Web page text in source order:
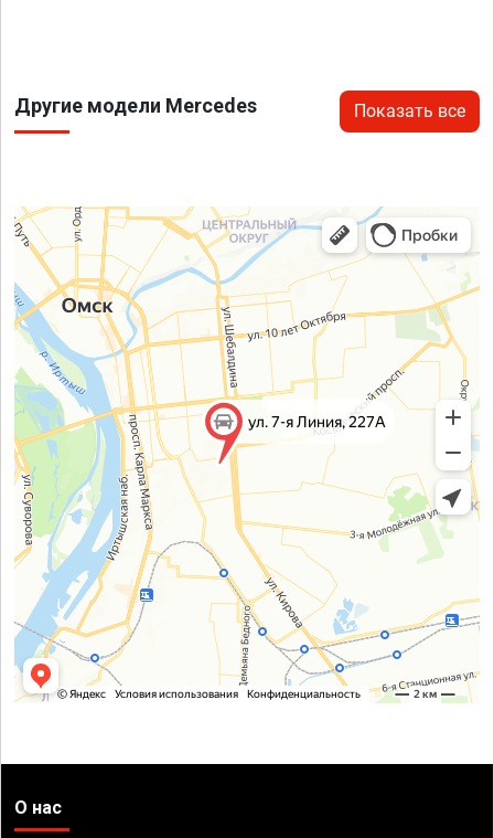
Другие модели Mercedes Показать все
О нас